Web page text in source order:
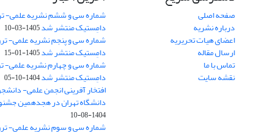
صفحه اصلی
درباره نشریه
اعضای هیات تحریریه
ارسال مقاله
تماس با ما
نقشه سایت
شماره سی و ششم نشریه علمی-
دامِستیک منتشر شد1405-03-10
شماره سی و پنجم نشریه علمی-
دامِستیک منتشر شد1405-01-15
شماره سی و چهارم نشریه علمی-
دامِستیک منتشر شد1404-10-05
افتخار آفرینی انجمن علمی-
دانشگاه تهران در هجدهمین
1404-08-10
شماره سی و سوم نشریه علمی-